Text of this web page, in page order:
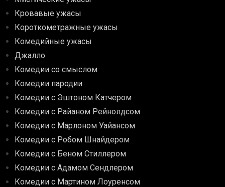
Кровавые ужасы
Короткометражные ужасы
Комедийные ужасы
Джалло
Комедии со смыслом
Комедии пародии
Комедии с Эштоном Катчером
Комедии с Райаном Рейнолдсом
Комедии с Марлоном Уайансом
Комедии с Робом Шнайдером
Комедии с Беном Стиллером
Комедии с Адамом Сендлером
Комедии с Мартином Лоуренсом